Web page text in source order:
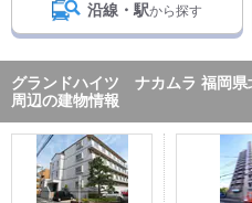
沿線・駅から探す
グランドハイツ ナカムラ 福岡県
周辺の建物情報